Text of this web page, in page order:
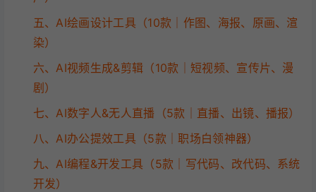
五、AI绘画设计工具（10款｜作图、海报、原画、渲
染）
六、AI视频生成&剪辑（10款｜短视频、宣传片、漫
剧）
七、AI数字人&无人直播（5款｜直播、出镜、播报）
八、AI办公提效工具（5款｜职场白领神器）
九、AI编程&开发工具（5款｜写代码、改代码、系统
开发）